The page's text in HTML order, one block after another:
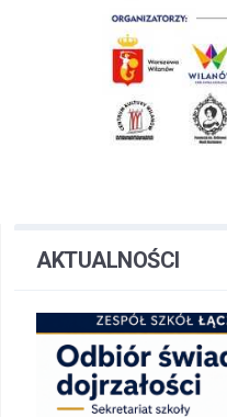
AKTUALNOŚCI